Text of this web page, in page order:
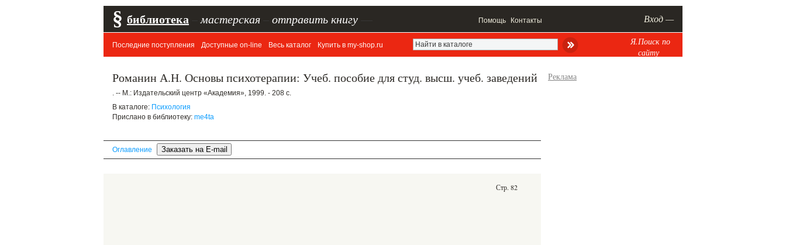
§ библиотека мастерская отправить книгу Помощь Контакты Вход —
Последние поступления Доступные on-line Весь каталог Купить в my-shop.ru
Я.Поиск по
сайту
Романин А.Н. Основы психотерапии: Учеб. пособие для студ. высш. учеб. заведений
. -- М.: Издательский центр «Академия», 1999. - 208 с.
В каталоге: Психология
Прислано в библиотеку: me4ta
Оглавление
Стр. 82
Реклама